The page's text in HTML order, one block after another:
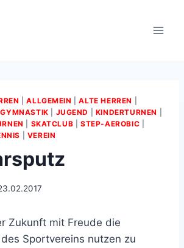
|ALLGEMEIN |ALTE HERREN
JUGEND KINDERTURNEN
SKATCLUB |STEP-AEROBIC
VEREIN
Zukunft mit Freude die
Sportvereins nutzen zu